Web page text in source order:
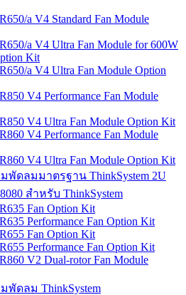
a V4 Standard Fan Module
a V4 Ultra Fan Module for 600W
Kit
a V4 Ultra Fan Module Option
V4 Performance Fan Module
V4 Ultra Fan Module Option Kit
V4 Performance Fan Module
V4 Ultra Fan Module Option Kit
พัดลมมาตรฐาน ThinkSystem 2U
สำหรับ ThinkSystem
Fan Option Kit
Performance Fan Option Kit
Fan Option Kit
Performance Fan Option Kit
V2 Dual-rotor Fan Module
ดลม ThinkSystem